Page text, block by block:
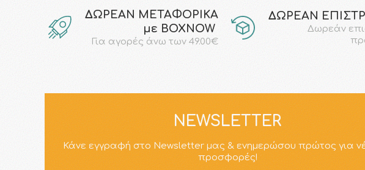
ΔΩΡΕΑΝ ΜΕΤΑΦΟΡΙΚΑ
με ΒΟΧΝΟW
Για αγορές άνω των 49.00€
ΔΩΡΕΑΝ
Δωρεάν
NEWSLETTER
Κάνε εγγραφή στο Newsletter μας & ενημερώσου πρώτος για
προσφορές!